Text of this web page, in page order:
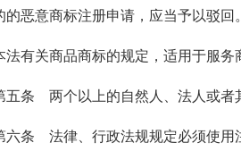
的恶意商标注册申请，应当予以驳回
关商品商标的规定，适用于服务
两个以上的自然人、法人或者其
法律、行政法规规定必须使用注